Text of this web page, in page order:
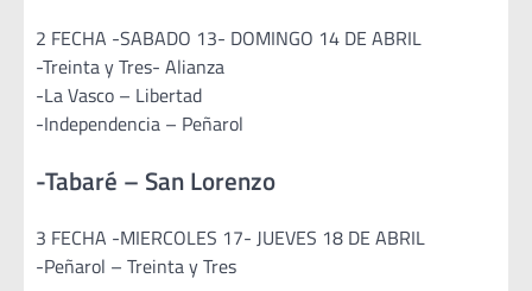
2 FECHA -SABADO 13- DOMINGO 14 DE ABRIL
-Treinta y Tres- Alianza
-La Vasco – Libertad
-Independencia – Peñarol
-Tabaré – San Lorenzo
3 FECHA -MIERCOLES 17- JUEVES 18 DE ABRIL
-Peñarol – Treinta y Tres